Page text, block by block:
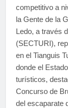
competitivo a
la Gente de la
Ledo, a través
(SECTURI),
en el Tianguis
donde el
turísticos,
Concurso de
del escaparate